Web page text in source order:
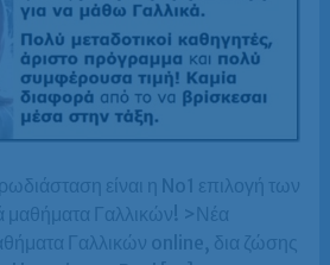
είναι η No1 επιλογή των
μαθήματα Γαλλικών! >Νέα
Γαλλικών online, δια ζώσης